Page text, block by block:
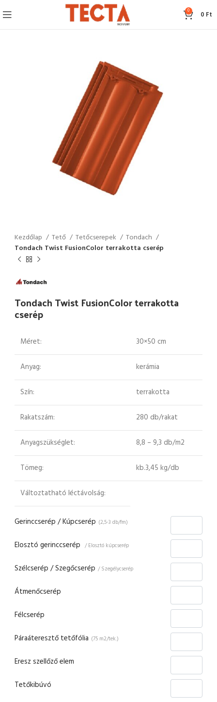
0 0 Ft
Kezdőlap Tető Tetőcserepek
Tondach
Tondach Twist FusionColor terrakotta cserép
Tondach Twist FusionColor terrakotta
cserép
Méret: 30×50 cm
Anyag: kerámia
Szín: terrakotta
Rakatszám: 280 db/rakat
Anyagszükséglet: 8,8 – 9,3 db/m2
Tömeg: kb.3,45 kg/db
Változtatható léctávolság:
Gerinccserép / Kúpcserép (2,5-3 db/fm)
Elosztó gerinccserép / Elosztó kúpcserép
Szélcserép / Szegőcserép / Szegélycserép
Átmenőcserép
Félcserép
Páraáteresztő tetőfólia (75 m2/tek.)
Eresz szellőző elem
Tetőkibúvó